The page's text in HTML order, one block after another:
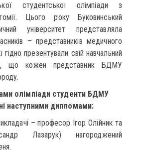
студентської олімпіади з
Цього року Буковинський
університет представляла
– представників медичного
презентували свій навчальний
що кожен представник БДМУ
олімпіади студенти БДМУ
наступними дипломами:
– професор Ігор Олійник та
Лазарук) нагороджений